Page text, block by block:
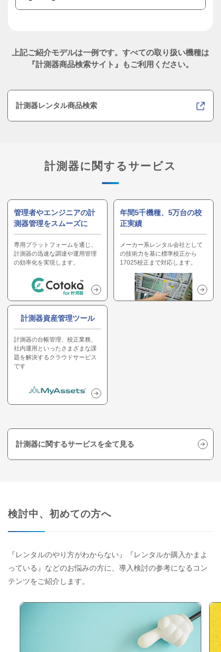
上記ご紹介モデルは一例です。 すべての取り扱い機種は
『計測器商品検索サイト』もご利用ください。
計測器レンタル商品検索
計測器に関するサービス
管理者やエンジニアの計
測器管理をスムーズに
専用プラットフォームを通じ、
計測器の迅速な調達や運用管理
の効率化を実現します。
年間5千機種、5万台の校
正実績
メーカー系レンタル会社として
の技術力を基に標準校正から
17025校正まで対応します。
計測器資産管理ツール
計測器の台帳管理、校正業務、
社内運用といったさまざまな課
題を解決するクラウドサービス
です
計測器に関するサービスを全て見る
検討中、初めての方へ
『レンタルのやり方がわからない』『レンタルか購入かまよ
っている』などのお悩みの方に、導入検討の参考になるコン
テンツをご紹介します。